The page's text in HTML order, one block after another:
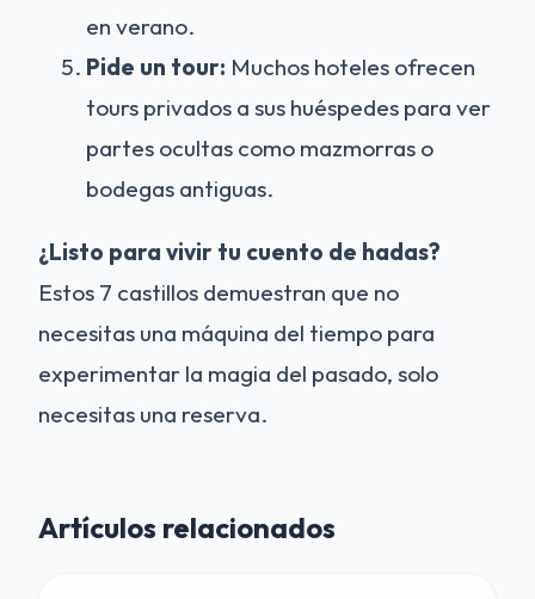
en verano.
Pide un tour: Muchos hoteles ofrecen
tours privados a sus huéspedes para ver
partes ocultas como mazmorras o
bodegas antiguas.
¿Listo para vivir tu cuento de hadas?
Estos 7 castillos demuestran que no
necesitas una máquina del tiempo para
experimentar la magia del pasado, solo
necesitas una reserva.
Artículos relacionados